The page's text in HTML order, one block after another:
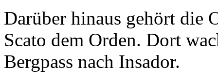
Darüber hinaus gehört die
Scato dem Orden. Dort
Bergpass nach Insador.